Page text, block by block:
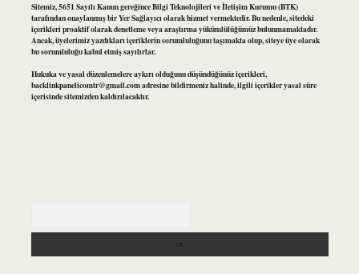
Sitemiz, 5651 Sayılı Kanun gereğince Bilgi Teknolojileri ve İletişim Kurumu (BTK)
tarafından onaylanmış bir Yer Sağlayıcı olarak hizmet vermektedir. Bu nedenle, sitedeki
içerikleri proaktif olarak denetleme veya araştırma yükümlülüğümüz bulunmamaktadır.
Ancak, üyelerimiz yazdıkları içeriklerin sorumluluğunu taşımakta olup, siteye üye olarak
bu sorumluluğu kabul etmiş sayılırlar.
Hukuka ve yasal düzenlemelere aykırı olduğunu düşündüğünüz içerikleri,
backlinkpanelicomtr@gmail.comadresine bildirmeniz halinde, ilgili içerikler yasal süre
içerisinde sitemizden kaldırılacaktır.